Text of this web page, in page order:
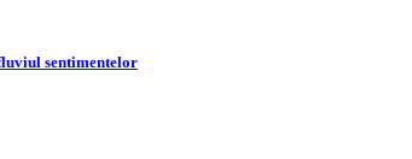
sentimentelor